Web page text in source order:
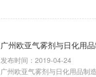
广州欧亚气雾剂与日化用
发布时间：2019-04-24
广州欧亚气雾剂与日化用品制